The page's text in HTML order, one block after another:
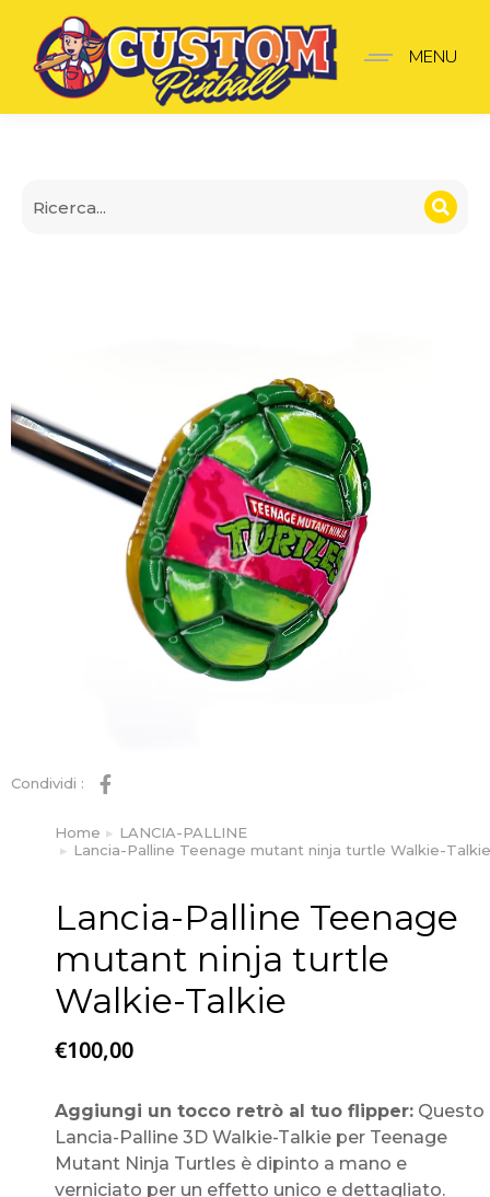
Lancia-Palline
MENU
Condividi :
Tu sei qui:
Home
LANCIA-PALLINE
Lancia-Palline Teenage mutant ninja turtle Walkie-Talkie
Lancia-Palline Teenage
mutant ninja turtle
Walkie-Talkie
€100,00
Aggiungi un tocco retrò al tuo flipper: Questo
Lancia-Palline 3D Walkie-Talkie per Teenage
Mutant Ninja Turtles è dipinto a mano e
verniciato per un effetto unico e dettagliato.